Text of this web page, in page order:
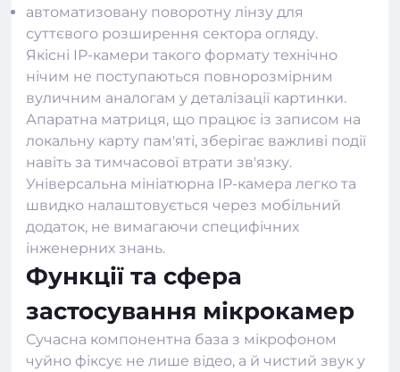
автоматизовану поворотну лінзу для
суттєвого розширення сектора огляду.
Якісні IP-камери такого формату технічно
нічим не поступаються повнорозмірним
вуличним аналогам у деталізації картинки.
Апаратна матриця, що працює із записом на
локальну карту пам'яті, зберігає важливі події
навіть за тимчасової втрати зв'язку.
Універсальна мініатюрна IP-камера легко та
швидко налаштовується через мобільний
додаток, не вимагаючи специфічних
інженерних знань.
Функції та сфера
застосування мікрокамер
Сучасна компонентна база з мікрофоном
чуйно фіксує не лише відео, а й чистий звук у